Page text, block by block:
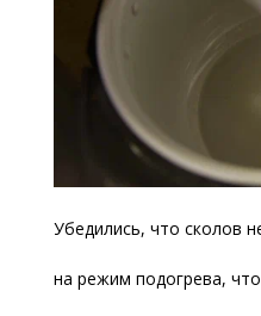
Убедились, что сколов
на режим подогрева,